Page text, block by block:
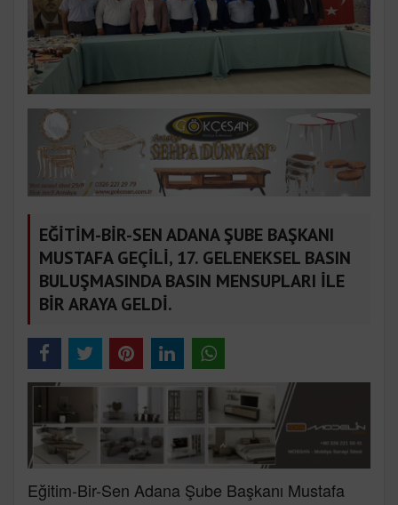
EĞİTİM-BİR-SEN ADANA ŞUBE BAŞKANI
MUSTAFA GEÇİLİ, 17. GELENEKSEL BASIN
BULUŞMASINDA BASIN MENSUPLARI İLE
BİR ARAYA GELDİ.
Eğitim-Bir-Sen Adana Şube Başkanı Mustafa